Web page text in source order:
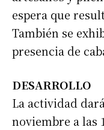
espera que
También se
presencia de
DESARROLLO
La actividad
noviembre a las